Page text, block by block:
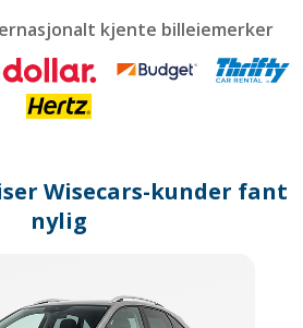
kjente billeiemerker
Wisecars-kunder fant
nylig